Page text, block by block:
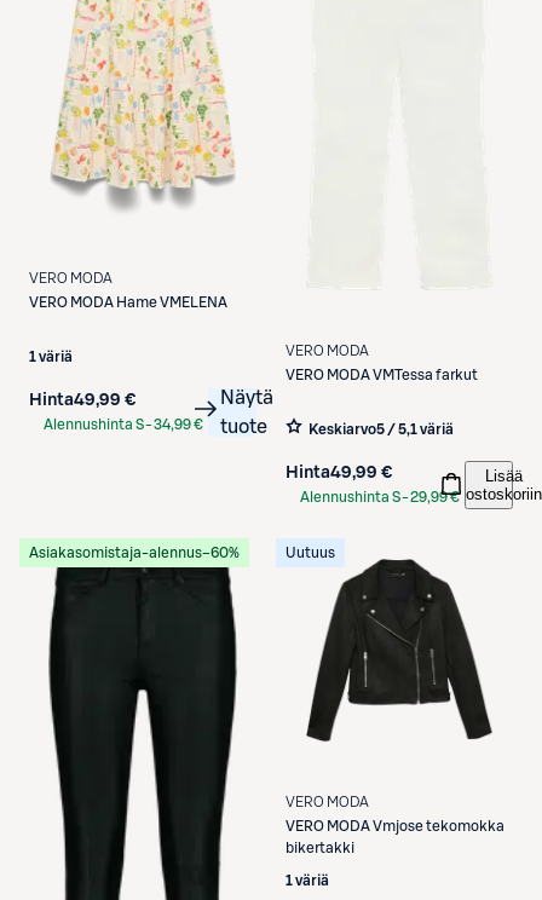
VERO MODA
VERO MODA Hame VMELENA
1 väriä
Hinta49,99 €
Alennushinta S-34,99 €
Näytä
tuote
VERO MODA
VERO MODAVMTessa farkut
Keskiarvo5 / 5,1 väriä
Hinta49,99 €
Alennushinta S-29,99 €
Lisää
ostoskoriin
Asiakasomistaja-alennus−60% Uutuus
VERO MODA
VERO MODAVmjose tekomokka
bikertakki
1 väriä